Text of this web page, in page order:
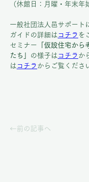
（休館日：月曜・年末年
一般社団法人邑サポート
ガイドの詳細は コチラ を
セミナー 「仮設住宅か
たち」 の様子は コチラ か
は コチラ からご覧くださ
←前の記事へ